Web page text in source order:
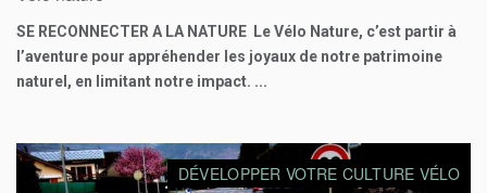
SE RECONNECTER A LA NATURE Le Vélo Nature, c’est partir à
l’aventure pour appréhender les joyaux de notre patrimoine
naturel, en limitant notre impact. ...
DÉVELOPPER VOTRE CULTURE VÉLO